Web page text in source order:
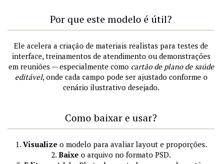
Por que este modelo é útil?
Ele acelera a criação de materiais realistas para testes de
interface, treinamentos de atendimento ou demonstrações
em reuniões — especialmente como cartão de plano de saúde
editável, onde cada campo pode ser ajustado conforme o
cenário ilustrativo desejado.
Como baixar e usar?
1. Visualize o modelo para avaliar layout e proporções.
2. Baixe o arquivo no formato PSD.